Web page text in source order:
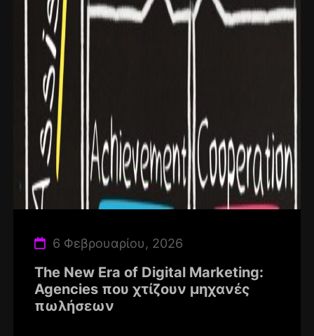
6 Φεβρουαρίου, 2026
The New Era of Digital Marketing:
Agencies που χτίζουν μηχανές
πωλήσεων